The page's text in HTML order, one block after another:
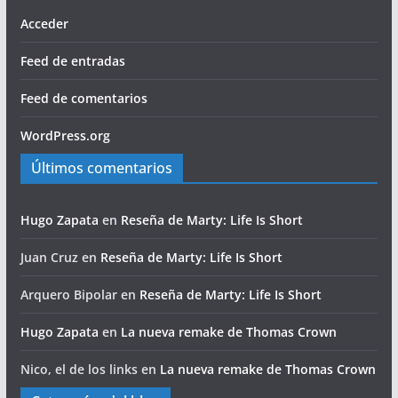
Acceder
Feed de entradas
Feed de comentarios
WordPress.org
Últimos comentarios
Hugo Zapata en Reseña de Marty: Life Is Short
Juan Cruzen Reseña de Marty: Life Is Short
Arquero Bipolaren Reseña de Marty: Life Is Short
Hugo Zapata en La nueva remake de Thomas Crown
Nico, el de los linksen La nueva remake de Thomas Crown